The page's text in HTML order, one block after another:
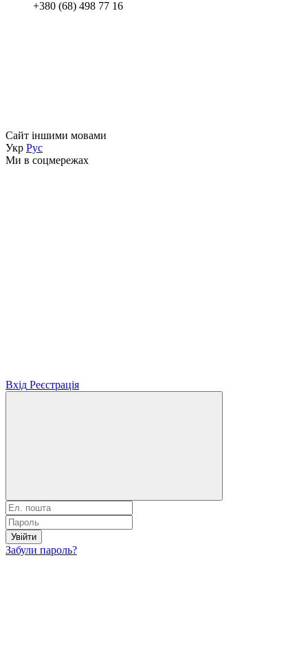
+380 (68) 498 77 16
Сайт іншими мовами
Укр Рус
Ми в соцмережах
Вхід Реєстрація
Увійти
Забули пароль?